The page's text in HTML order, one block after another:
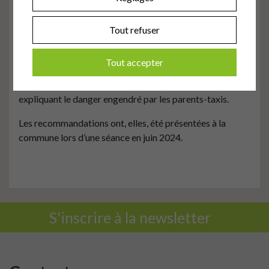
d’accompagnement en avril 2023.
En mai 2023, la visite de terrain permettant d’analyser les
68 points dangereux soulevés par les parents et les
sensibilisation a été distribué aux parents en septembre
expliquant le danger engendré par les parents-taxis.
Les recommandations ont, elles, été présentées à la
commune lors d’une séance en juin 2024.
S'inscrire à la newsletter
Tout refuser
Tout accepter